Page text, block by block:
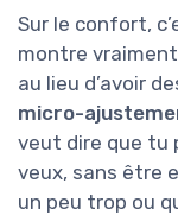
Sur le confort,
montre
au lieu d’avoir
micro-
veut dire que tu
veux, sans être
un peu trop ou